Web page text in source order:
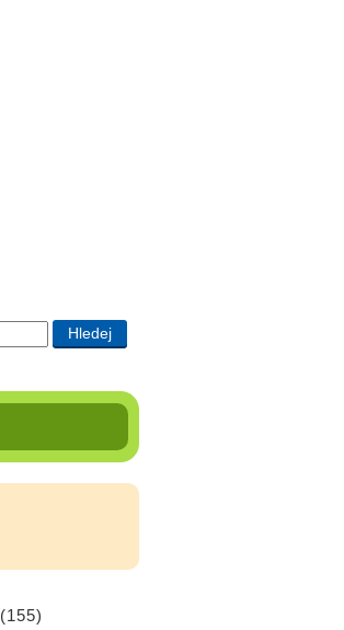
(155)